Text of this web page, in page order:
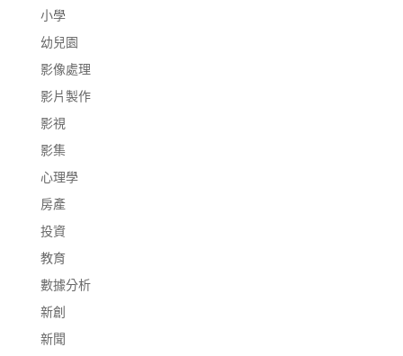
小學
幼兒園
影像處理
影片製作
影視
影集
心理學
房產
投資
教育
數據分析
新創
新聞